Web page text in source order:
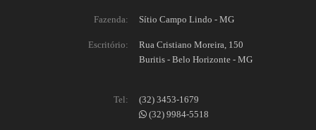
Fazenda: Sítio Campo Lindo - MG
Escritório:
Rua Cristiano Moreira, 150
Buritis - Belo Horizonte - MG
Tel:
(32) 3453-1679
(32) 9984-5518